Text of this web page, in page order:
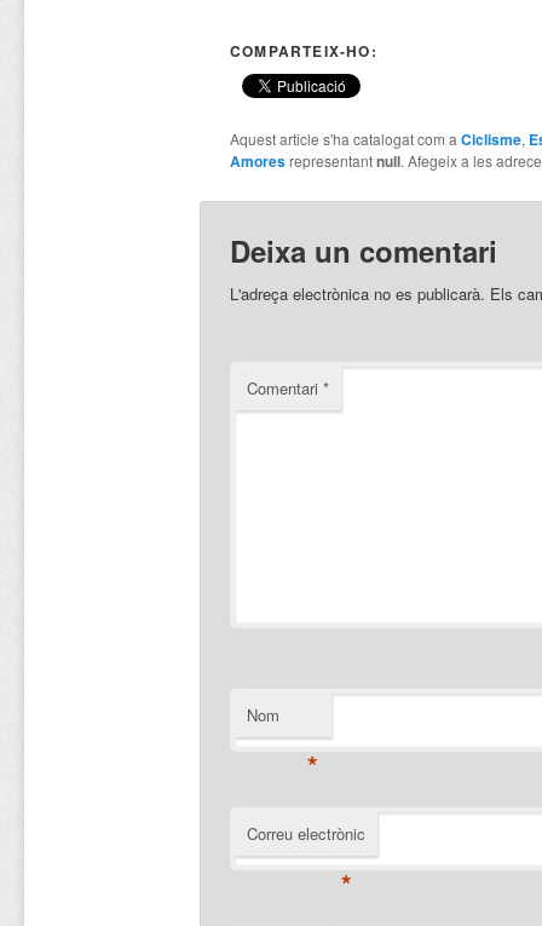
COMPARTEIX-HO:
Aquest article s'ha catalogat com a Ciclisme,
Amoresrepresentantnull. Afegeix a les
Deixa un comentari
L'adreça electrònica no es publicarà. Els
Comentari *
Nom
*
Correu electrònic
*